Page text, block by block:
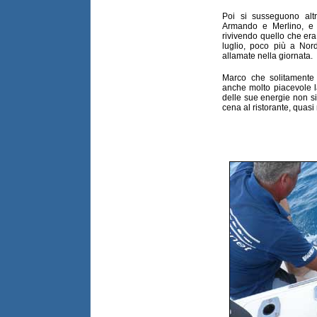
Poi si susseguono
Armando e Merlino,
rivivendo quello che
luglio, poco più a
allamate nella giornata.
Marco che
anche molto piacevole
delle sue energie non
cena al ristorante, quasi